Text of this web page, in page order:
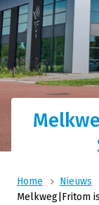
Home
Nieuws
Melkweg|Fritom